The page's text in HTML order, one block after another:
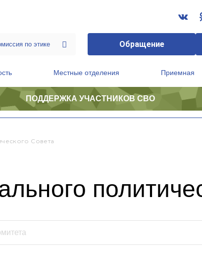
Обращение
Местные отделения Приемная
ПОДДЕРЖКА УЧАСТНИКОВ СВО
Совета